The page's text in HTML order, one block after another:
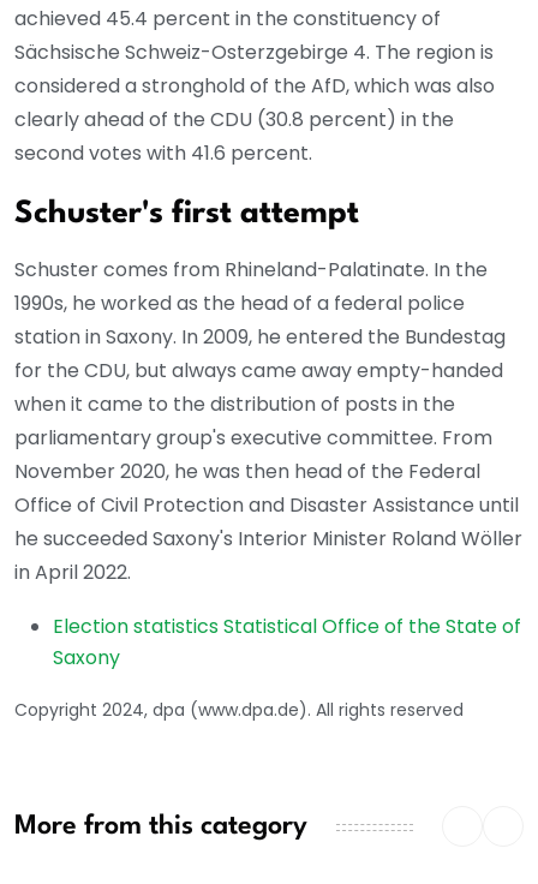
achieved 45.4 percent in the constituency of
Sächsische Schweiz-Osterzgebirge 4. The region is
considered a stronghold of the AfD, which was also
clearly ahead of the CDU (30.8 percent) in the
second votes with 41.6 percent.
Schuster's first attempt
Schuster comes from Rhineland-Palatinate. In the
1990s, he worked as the head of a federal police
station in Saxony. In 2009, he entered the Bundestag
for the CDU, but always came away empty-handed
when it came to the distribution of posts in the
parliamentary group's executive committee. From
November 2020, he was then head of the Federal
Office of Civil Protection and Disaster Assistance until
he succeeded Saxony's Interior Minister Roland Wöller
in April 2022.
Election statistics Statistical Office of the State of
Saxony
Copyright 2024, dpa (www.dpa.de). All rights reserved
More from this category